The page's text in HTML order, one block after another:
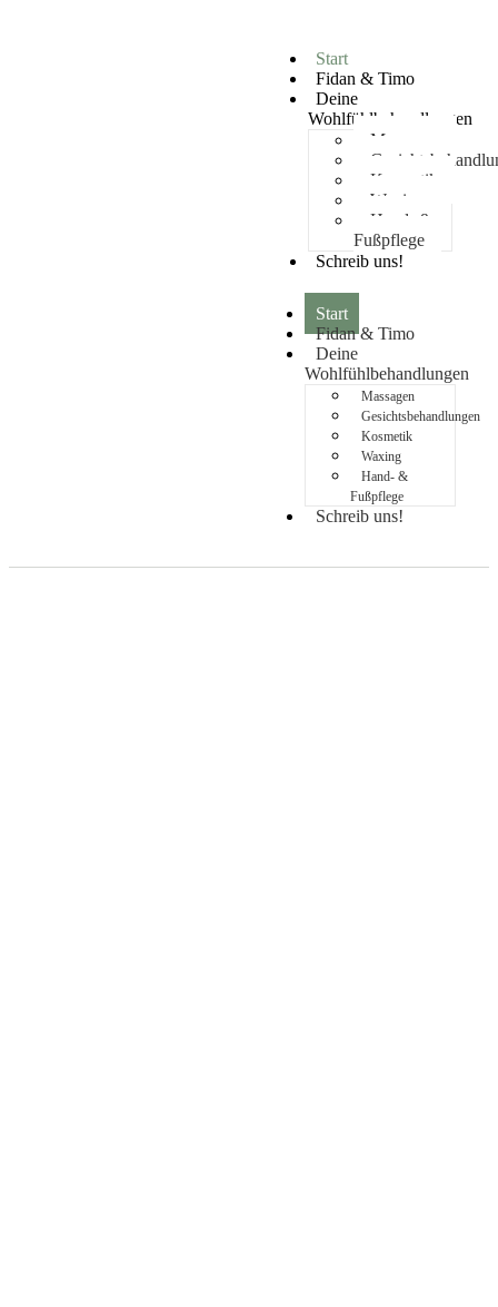
Start
Fidan & Timo
Deine
Wohlfühlbehandlungen
Massagen
Kosmetik
Waxing
Hand- &
Fußpflege
Schreib uns!
Start
Fidan & Timo
Deine
Wohlfühlbehandlungen
Massagen
Gesichtsbehandlungen
Kosmetik
Waxing
Hand- &
Fußpflege
Schreib uns!